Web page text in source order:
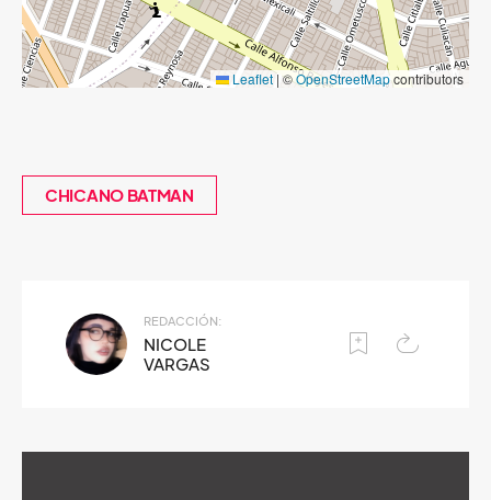
Leaflet| ©OpenStreetMapcontributors
CHICANO BATMAN
REDACCIÓN:
NICOLE
VARGAS